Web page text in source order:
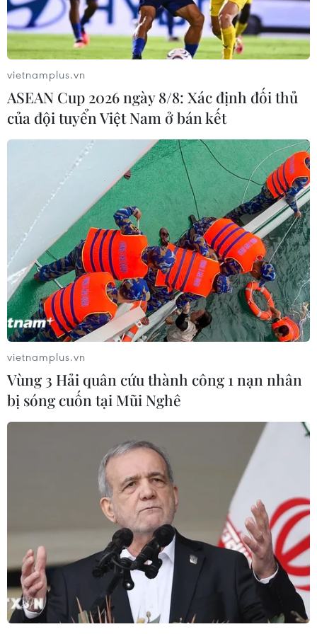
Thủ tướng Canada Justin Trudeau bác đề
nghị thả CFO Huawei
26/06/2020 03:19
Thủ tướng Trudeau nhấn mạnh không cho phép dùng
sức ép chính trị hay việc bắt giữ các công dân Canada
để gây ảnh hưởng đến hoạt động của hệ thống tư pháp
Canada.
Tòa án Canada bác yêu cầu của CFO
Huawei về tiếp cận tài liệu tình báo
26/08/2020 07:03
vietnamplus.vn
ASEAN Cup 2026 ngày 8/8: Xác định đối thủ
của đội tuyển Việt Nam ở bán kết
vietnamplus.vn
Vùng 3 Hải quân cứu thành công 1 nạn nhân
bị sóng cuốn tại Mũi Nghê